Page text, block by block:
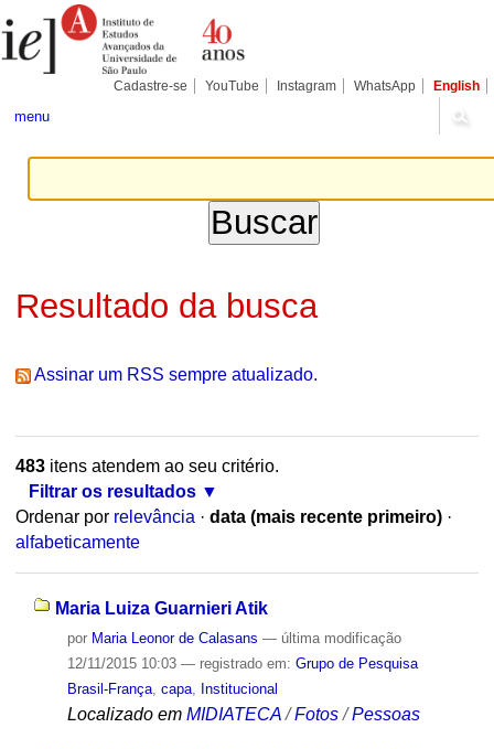
para
conteúdo.
Pessoais
Cadastre-se YouTube Instagram WhatsApp English
menu
Resultado da busca
Assinar um RSS sempre atualizado.
483itens atendem ao seu critério.
Filtrar os resultados
Ordenar por relevância · data (mais recente primeiro) ·
alfabeticamente
Maria Luiza Guarnieri Atik
por Maria Leonor de Calasans — última modificação
12/11/2015 10:03 — registrado em: Grupo de Pesquisa
Brasil-França, capa, Institucional
Localizado em MIDIATECA /Fotos /Pessoas